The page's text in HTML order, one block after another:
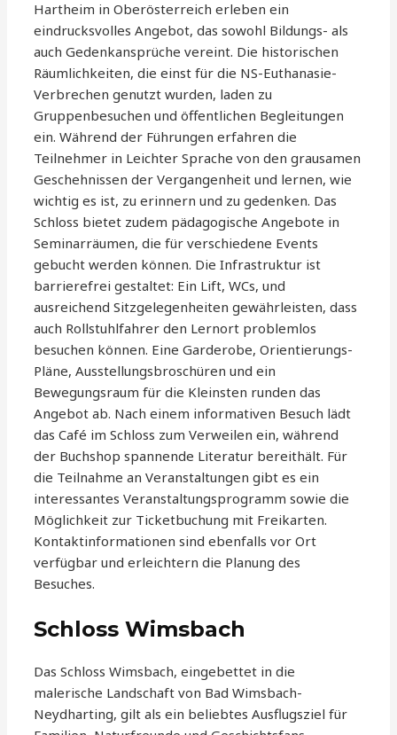
Hartheim in Oberösterreich erleben ein
eindrucksvolles Angebot, das sowohl Bildungs- als
auch Gedenkansprüche vereint. Die historischen
Räumlichkeiten, die einst für die NS-Euthanasie-
Verbrechen genutzt wurden, laden zu
Gruppenbesuchen und öffentlichen Begleitungen
ein. Während der Führungen erfahren die
Teilnehmer in Leichter Sprache von den grausamen
Geschehnissen der Vergangenheit und lernen, wie
wichtig es ist, zu erinnern und zu gedenken. Das
Schloss bietet zudem pädagogische Angebote in
Seminarräumen, die für verschiedene Events
gebucht werden können. Die Infrastruktur ist
barrierefrei gestaltet: Ein Lift, WCs, und
ausreichend Sitzgelegenheiten gewährleisten, dass
auch Rollstuhlfahrer den Lernort problemlos
besuchen können. Eine Garderobe, Orientierungs-
Pläne, Ausstellungsbroschüren und ein
Bewegungsraum für die Kleinsten runden das
Angebot ab. Nach einem informativen Besuch lädt
das Café im Schloss zum Verweilen ein, während
der Buchshop spannende Literatur bereithält. Für
die Teilnahme an Veranstaltungen gibt es ein
interessantes Veranstaltungsprogramm sowie die
Möglichkeit zur Ticketbuchung mit Freikarten.
Kontaktinformationen sind ebenfalls vor Ort
verfügbar und erleichtern die Planung des
Besuches.
Schloss Wimsbach
Das Schloss Wimsbach, eingebettet in die
malerische Landschaft von Bad Wimsbach-
Neydharting, gilt als ein beliebtes Ausflugsziel für